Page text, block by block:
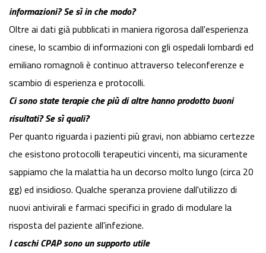
informazioni? Se sì in che modo?
Oltre ai dati già pubblicati in maniera rigorosa dall'esperienza
cinese, lo scambio di informazioni con gli ospedali lombardi ed
emiliano romagnoli è continuo attraverso teleconferenze e
scambio di esperienza e protocolli.
Ci sono state terapie che più di altre hanno prodotto buoni
risultati? Se sì quali?
Per quanto riguarda i pazienti più gravi, non abbiamo certezze
che esistono protocolli terapeutici vincenti, ma sicuramente
sappiamo che la malattia ha un decorso molto lungo (circa 20
gg) ed insidioso. Qualche speranza proviene dall'utilizzo di
nuovi antivirali e farmaci specifici in grado di modulare la
risposta del paziente all'infezione.
I caschi CPAP sono un supporto utile